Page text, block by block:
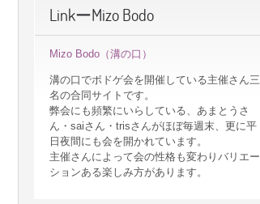
LinkーMizo Bodo
Mizo Bodo（溝の口）
溝の口でボドゲ会を開催している主催さん三
名の合同サイトです。
弊会にも頻繁にいらしている、あまとうさ
ん・saiさん・trisさんがほぼ毎週末、更に平
日夜間にも会を開かれています。
主催さんによって会の性格も変わりバリエー
ションある楽しみ方があります。